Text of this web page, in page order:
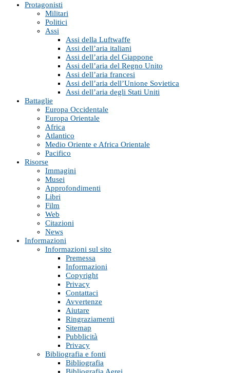
Protagonisti
Militari
Politici
Assi
Assi della Luftwaffe
Assi dell’aria italiani
Assi dell’aria del Giappone
Assi dell’aria del Regno Unito
Assi dell’aria francesi
Assi dell’aria dell’Unione Sovietica
Assi dell’aria degli Stati Uniti
Battaglie
Europa Occidentale
Europa Orientale
Africa
Atlantico
Medio Oriente e Africa Orientale
Pacifico
Risorse
Immagini
Musei
Approfondimenti
Libri
Film
Web
Citazioni
News
Informazioni
Informazioni sul sito
Premessa
Informazioni
Copyright
Privacy
Contattaci
Avvertenze
Aiutare
Ringraziamenti
Sitemap
Pubblicità
Privacy
Bibliografia e fonti
Bibliografia